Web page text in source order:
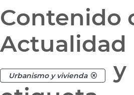
Contenido
Actualidad
Urbanismo y vivienda
y